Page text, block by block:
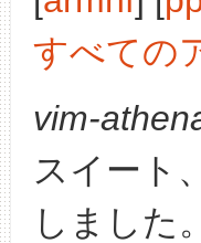
すべての
vim-
スイート
しました。